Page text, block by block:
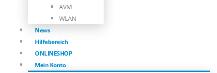
AVM
WLAN
News
Hilfebereich
ONLINESHOP
Mein Konto